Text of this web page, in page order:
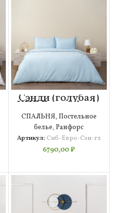
Сэнди (голубая)
КПБ Евро Siberia
СПАЛЬНЯ, Постельное
белье,Ранфорс
Артикул: Сиб-Евро-Сэн-гл
6790,00₽